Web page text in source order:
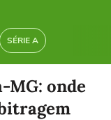
SÉRIE A
MG: onde